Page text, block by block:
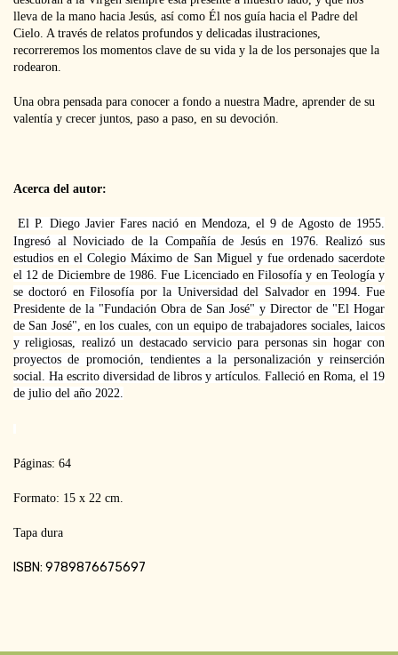
lleva de la mano hacia Jesús, así como Él nos guía hacia el Padre del
Cielo. A través de relatos profundos y delicadas ilustraciones,
recorreremos los momentos clave de su vida y la de los personajes que la
rodearon.
Una obra pensada para conocer a fondo a nuestra Madre, aprender de su
valentía y crecer juntos, paso a paso, en su devoción.
Acerca del autor:
El P. Diego Javier Fares nació en Mendoza, el 9 de Agosto de 1955.
Ingresó al Noviciado de la Compañía de Jesús en 1976. Realizó sus
estudios en el Colegio Máximo de San Miguel y fue ordenado sacerdote
el 12 de Diciembre de 1986. Fue Licenciado en Filosofía y en Teología y
se doctoró en Filosofía por la Universidad del Salvador en 1994. Fue
Presidente de la "Fundación Obra de San José" y Director de "El Hogar
de San José", en los cuales, con un equipo de trabajadores sociales, laicos
y religiosas, realizó un destacado servicio para personas sin hogar con
proyectos de promoción, tendientes a la personalización y reinserción
social. Ha escrito diversidad de libros y artículos. Falleció en Roma, el 19
de julio del año 2022.
Páginas: 64
Formato: 15 x 22 cm.
Tapa dura
ISBN: 9789876675697